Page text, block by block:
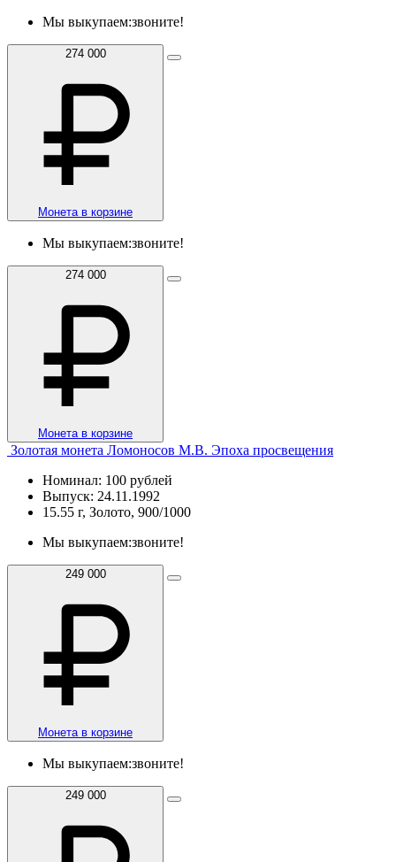
Мы выкупаем:звоните!
274 000
Монета в корзине
Мы выкупаем:звоните!
274 000
Монета в корзине
Золотая монета Ломоносов М.В. Эпоха просвещения
Номинал: 100 рублей
Выпуск: 24.11.1992
15.55 г, Золото, 900/1000
Мы выкупаем:звоните!
249 000
Монета в корзине
Мы выкупаем:звоните!
249 000